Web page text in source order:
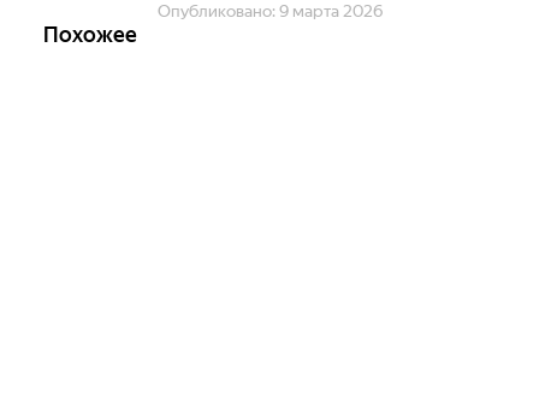
Опубликовано: 9 марта 2026
Похожее